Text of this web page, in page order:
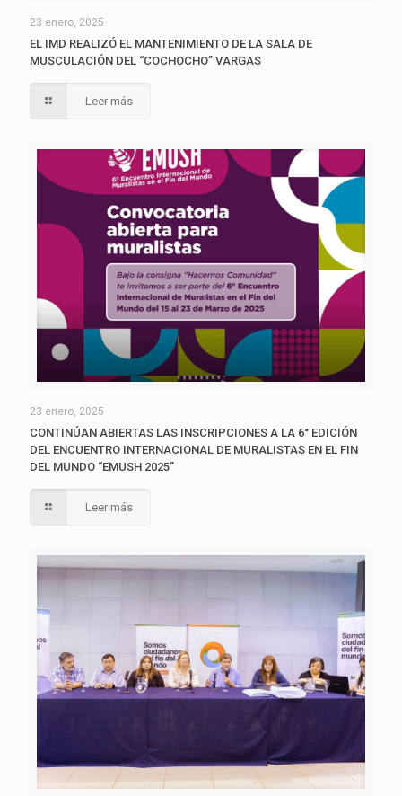
23 enero, 2025
EL IMD REALIZÓ EL MANTENIMIENTO DE LA SALA DE
MUSCULACIÓN DEL “COCHOCHO” VARGAS
Leer más
23 enero, 2025
CONTINÚAN ABIERTAS LAS INSCRIPCIONES A LA 6° EDICIÓN
DEL ENCUENTRO INTERNACIONAL DE MURALISTAS EN EL FIN
DEL MUNDO “EMUSH 2025”
Leer más